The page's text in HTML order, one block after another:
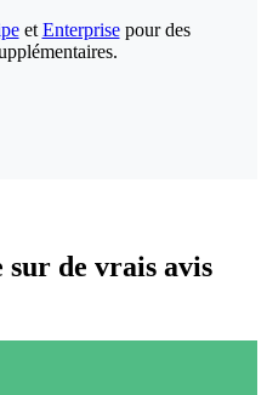
et Enterprisepour des
sur de vrais avis